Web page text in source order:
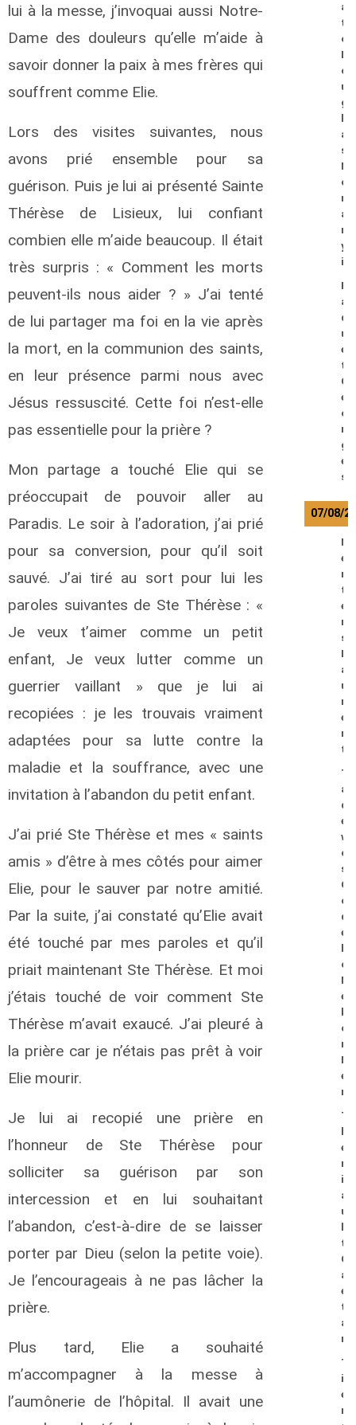
lui à la messe, j’invoquai aussi Notre-
Dame des douleurs qu’elle m’aide à
savoir donner la paix à mes frères qui
souffrent comme Elie.
Lors des visites suivantes, nous
avons prié ensemble pour sa
guérison. Puis je lui ai présenté Sainte
Thérèse de Lisieux, lui confiant
combien elle m’aide beaucoup. Il était
très surpris : « Comment les morts
peuvent-ils nous aider ? » J’ai tenté
de lui partager ma foi en la vie après
la mort, en la communion des saints,
en leur présence parmi nous avec
Jésus ressuscité. Cette foi n’est-elle
pas essentielle pour la prière ?
Mon partage a touché Elie qui se
préoccupait de pouvoir aller au
Paradis. Le soir à l’adoration, j’ai prié
pour sa conversion, pour qu’il soit
sauvé. J’ai tiré au sort pour lui les
paroles suivantes de Ste Thérèse : «
Je veux t’aimer comme un petit
enfant, Je veux lutter comme un
guerrier vaillant » que je lui ai
recopiées : je les trouvais vraiment
adaptées pour sa lutte contre la
maladie et la souffrance, avec une
invitation à l’abandon du petit enfant.
J’ai prié Ste Thérèse et mes « saints
amis » d’être à mes côtés pour aimer
Elie, pour le sauver par notre amitié.
Par la suite, j’ai constaté qu’Elie avait
été touché par mes paroles et qu’il
priait maintenant Ste Thérèse. Et moi
j’étais touché de voir comment Ste
Thérèse m’avait exaucé. J’ai pleuré à
la prière car je n’étais pas prêt à voir
Elie mourir.
Je lui ai recopié une prière en
l’honneur de Ste Thérèse pour
solliciter sa guérison par son
intercession et en lui souhaitant
l’abandon, c’est-à-dire de se laisser
porter par Dieu (selon la petite voie).
Je l’encourageais à ne pas lâcher la
prière.
Plus tard, Elie a souhaité
m’accompagner à la messe à
l’aumônerie de l’hôpital. Il avait une
a
t
o
D
o
u
g
a
s
M
o
m
a
n
y
i
P
a
q
u
e
t
G
e
o
r
g
e
s
07/08/
M
e
r
t
e
n
s
L
a
u
r
e
n
t
T
a
d
e
w
o
s
G
o
d
e
b
o
M
e
o
n
N
e
n
T
é
r
i
a
u
t
G
a
é
t
a
n
T
i
e
n